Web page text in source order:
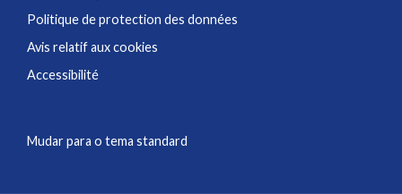
Politique de protection des données
Avis relatif aux cookies
Accessibilité
Mudar para o tema standard